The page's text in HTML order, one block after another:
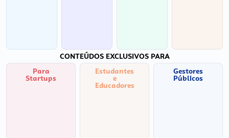
CONTEÚDOS EXCLUSIVOS PARA
Para
Startups
Estudantes
e
Educadores
Gestores
Públicos